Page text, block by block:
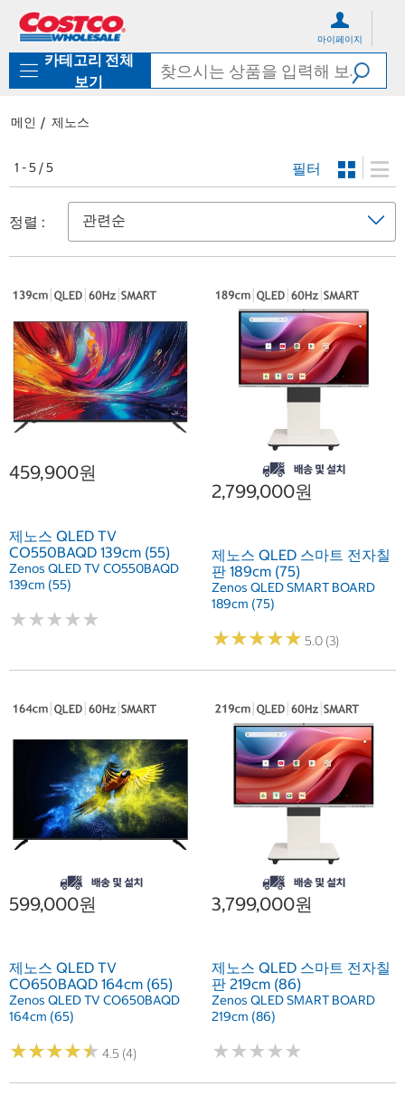
로
기
가
마이페이지
카테고리 전체
보기
메인 제노스
1 - 5 / 5 필터
정렬 :
459,900원
제노스 QLED TV
CO550BAQD 139cm (55)
Zenos QLED TV CO550BAQD
139cm (55)
★★★★★
★★★★★
2,799,000원
제노스 QLED 스마트 전자칠
판 189cm (75)
Zenos QLED SMART BOARD
189cm (75)
★★★★★
★★★★★ 5.0 (3)
599,000원
제노스 QLED TV
CO650BAQD 164cm (65)
Zenos QLED TV CO650BAQD
164cm (65)
★★★★★
★★★★★ 4.5 (4)
3,799,000원
제노스 QLED 스마트 전자칠
판 219cm (86)
Zenos QLED SMART BOARD
219cm (86)
★★★★★
★★★★★